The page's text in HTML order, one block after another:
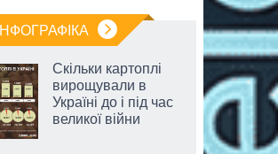
ІНФОГРАФІКА
Скільки картоплі
вирощували в
Україні до і під час
великої війни